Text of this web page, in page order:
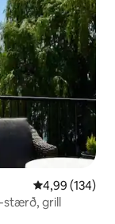
4,99 af 5 í
4,99 (134)
stærð, grill